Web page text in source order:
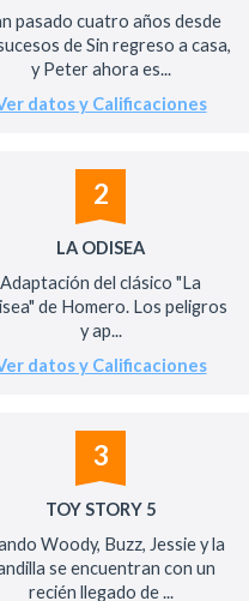
pasado cuatro años desde
de Sin regreso a casa,
y Peter ahora es...
datos y Calificaciones
2
LA ODISEA
Adaptación del clásico "La
de Homero. Los peligros
y ap...
datos y Calificaciones
3
TOY STORY 5
Woody, Buzz, Jessie y la
se encuentran con un
recién llegado de ...